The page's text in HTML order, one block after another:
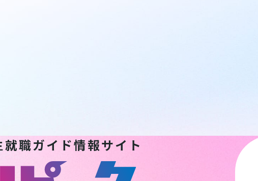
就職ガイド情報サイト